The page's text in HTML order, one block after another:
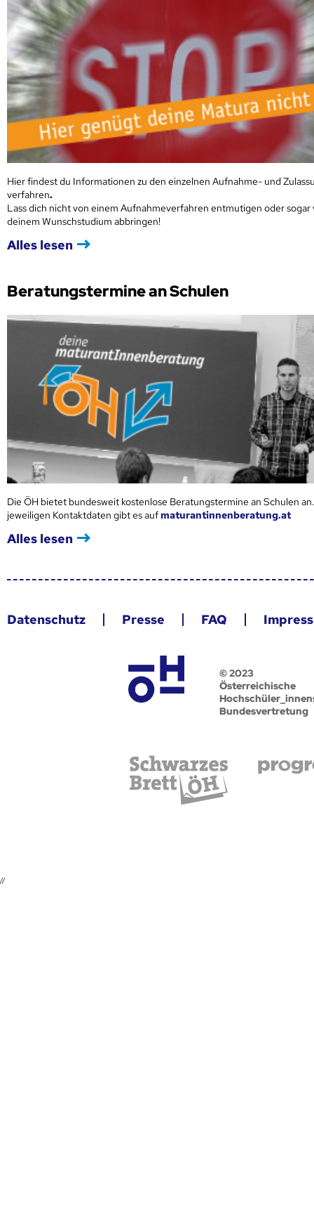
Hier findest du Informationen zu den einzelnen Aufnahme- und
verfahren.
Lass dich nicht von einem Aufnahmeverfahren entmutigen oder sogar
deinem Wunschstudium abbringen!
Alles lesen
Beratungstermine an Schulen
Die ÖH bietet bundesweit kostenlose Beratungstermine an Schulen
jeweiligen Kontaktdaten gibt es aufmaturantinnenberatung.at
Alles lesen
Datenschutz Presse FAQ
© 2023
Österreichische
Bundesvertretung
//